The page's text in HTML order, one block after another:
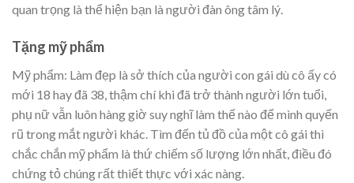
quan trọng là thể hiện bạn là người đàn ông tâm lý.
Tặng mỹ phẩm
Mỹ phẩm: Làm đẹp là sở thích của người con gái dù cô ấy có
mới 18 hay đã 38, thậm chí khi đã trở thành người lớn tuổi,
phụ nữ vẫn luôn hàng giờ suy nghĩ làm thế nào để mình quyến
rũ trong mắt người khác. Tìm đến tủ đồ của một cô gái thì
chắc chắn mỹ phẩm là thứ chiếm số lượng lớn nhất, điều đó
chứng tỏ chúng rất thiết thực với xác nàng.